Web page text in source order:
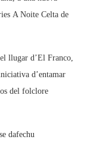
A Noite Celta de
llugar d’El Franco,
d’entamar
del folclore
dafechu